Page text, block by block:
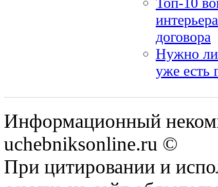
договора
Нужно ли
уже есть
Информационный
uchebniksonline.ru ©
При цитировании и